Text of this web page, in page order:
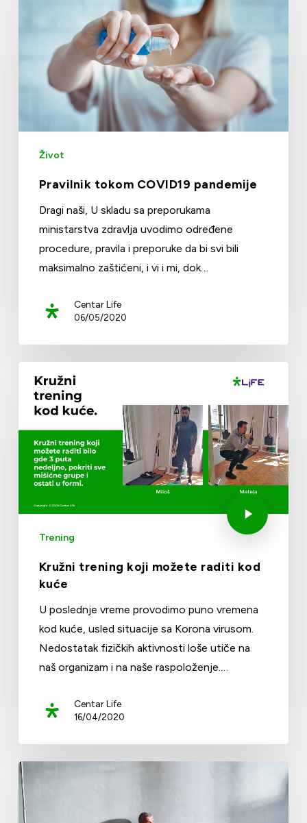
Život
Pravilnik tokom COVID19 pandemije
Dragi naši, U skladu sa preporukama
ministarstva zdravlja uvodimo određene
procedure, pravila i preporuke da bi svi bili
maksimalno zaštićeni, i vi i mi, dok…
Centar Life
06/05/2020
Trening
Kružni trening koji možete raditi kod
kuće
U poslednje vreme provodimo puno vremena
kod kuće, usled situacije sa Korona virusom.
Nedostatak fizičkih aktivnosti loše utiče na
naš organizam i na naše raspoloženje.…
Centar Life
16/04/2020